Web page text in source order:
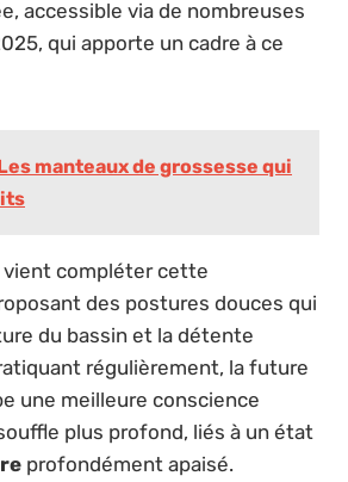
accessible via de nombreuses
qui apporte un cadre à ce
manteaux de grossesse qui
vient compléter cette
des postures douces qui
du bassin et la détente
régulièrement, la future
une meilleure conscience
plus profond, liés à un état
profondément apaisé.